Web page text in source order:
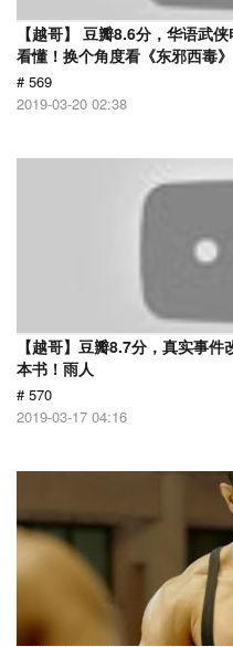
【越哥】 豆瓣8.6分，华语武
看懂！换个角度看《东邪西毒》
# 569
2019-03-20 02:38
【越哥】豆瓣8.7分，真实事
本书！雨人
# 570
2019-03-17 04:16